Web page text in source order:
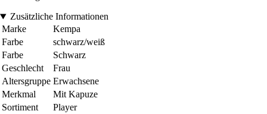
Zusätzliche Informationen
Marke
Kempa
Farbe
schwarz/weiß
Farbe
Schwarz
Geschlecht
Frau
Altersgruppe Erwachsene
Merkmal
Mit Kapuze
Sortiment
Player